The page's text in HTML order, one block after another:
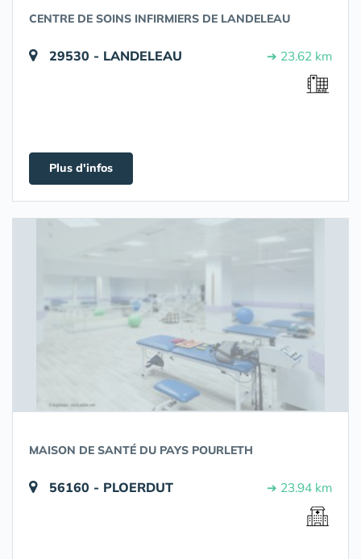
CENTRE DE SOINS INFIRMIERS DE LANDELEAU
29530 - LANDELEAU ➔ 23.62 km
Plus d'infos
MAISON DE SANTÉ DU PAYS POURLETH
56160 - PLOERDUT ➔ 23.94 km